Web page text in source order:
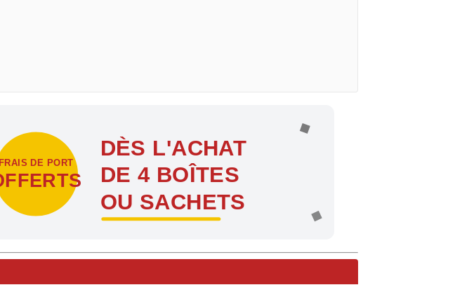
FRAIS DE PORT
DÈS L'ACHAT
DE 4 BOÎTES
OU SACHETS
boîtes d'agrafes ou de pointes !